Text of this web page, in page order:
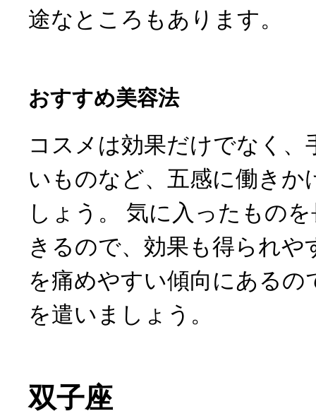
途なところもあります。
おすすめ美容法
コスメは効果だけでなく、
いものなど、五感に働きか
しょう。 気に入ったもの
きるので、効果も得られや
を痛めやすい傾向にあるの
を遣いましょう。
双子座